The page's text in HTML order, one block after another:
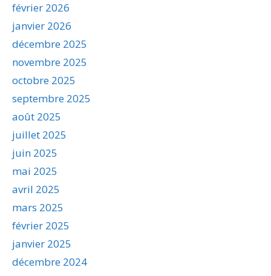
février 2026
janvier 2026
décembre 2025
novembre 2025
octobre 2025
septembre 2025
août 2025
juillet 2025
juin 2025
mai 2025
avril 2025
mars 2025
février 2025
janvier 2025
décembre 2024